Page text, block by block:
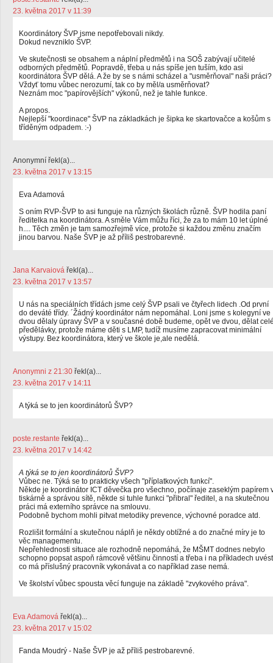
23. května 2017 v 11:39
Koordinátory ŠVP jsme nepotřebovali nikdy.
Dokud nevzniklo ŠVP.
Ve skutečnosti se obsahem a náplní předmětů i na SOŠ zabývají učitelé
odborných předmětů. Popravdě, třeba u nás spíše jen tuším, kdo asi
koordinátora ŠVP dělá. A že by se s námi scházel a "usměrňoval" naši práci?
Vždyť tomu vůbec nerozumí, tak co by měl/a usměrňovat?
Neznám moc "papírovějších" výkonů, než je tahle funkce.
A propos.
Nejlepší "koordinace" ŠVP na základkách je šipka ke skartovačce a košům s
tříděným odpadem. :-)
Anonymní řekl(a)...
23. května 2017 v 13:15
Eva Adamová
S oním RVP-ŠVP to asi funguje na různých školách různě. ŠVP hodila paní
ředitelka na koordinátora. A směle Vám můžu říci, že za to mám 10 let úplné
h.... Těch změn je tam samozřejmě více, protože si každou změnu značím
jinou barvou. Naše ŠVP je až příliš pestrobarevné.
Jana Karvaiová řekl(a)...
23. května 2017 v 13:57
U nás na speciálních třídách jsme celý ŠVP psali ve čtyřech lidech .Od první
do deváté třídy. ´Žádný koordinátor nám nepomáhal. Loni jsme s kolegyní ve
dvou dělaly úpravy ŠVP a v současné době budeme, opět ve dvou, dělat
předělávky, protože máme děti s LMP, tudíž musíme zapracovat minimální
výstupy. Bez koordinátora, který ve škole je,ale nedělá.
Anonymni z 21:30 řekl(a)...
23. května 2017 v 14:11
A týká se to jen koordinátorů ŠVP?
poste.restante řekl(a)...
23. května 2017 v 14:42
A týká se to jen koordinátorů ŠVP?
Vůbec ne. Týká se to prakticky všech "příplatkových funkcí".
Někde je koordinátor ICT děvečka pro všechno, počínaje zaseklým papírem
tiskárně a správou sítě, někde si tuhle funkci "přibral" ředitel, a na skutečnou
práci má externího správce na smlouvu.
Podobně bychom mohli pitvat metodiky prevence, výchovné poradce atd.
Rozlišit formální a skutečnou náplň je někdy obtížné a do značné míry je to
věc managementu.
Nepřehlednosti situace ale rozhodně nepomáhá, že MŠMT dodnes nebylo
schopno popsat aspoň rámcově většinu činností a třeba i na příkladech
co má příslušný pracovník vykonávat a co například zase nemá.
Ve školství vůbec spousta věcí funguje na základě "zvykového práva".
Eva Adamová řekl(a)...
23. května 2017 v 15:02
Fanda Moudrý - Naše ŠVP je až příliš pestrobarevné.